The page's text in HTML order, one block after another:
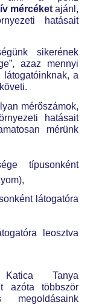
mércéketajánl,
hatásait
sikerének
azaz mennyi
látogatóinknak, a
mérőszámok,
hatásait
mérünk
típusonként
látogatóra
leosztva
Tanya
azóta többször
megoldásaink